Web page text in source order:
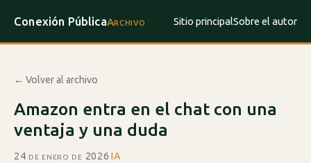
Conexión PúblicaArchivo Sitio principalSobre el autor
← Volver al archivo
Amazon entra en el chat con una
ventaja y una duda
24 de enero de 2026·IA